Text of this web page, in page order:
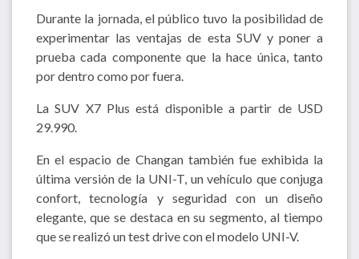
Durante la jornada, el público tuvo la posibilidad de
experimentar las ventajas de esta SUV y poner a
prueba cada componente que la hace única, tanto
por dentro como por fuera.
La SUV X7 Plus está disponible a partir de USD
29.990.
En el espacio de Changan también fue exhibida la
última versión de la UNI-T, un vehículo que conjuga
confort, tecnología y seguridad con un diseño
elegante, que se destaca en su segmento, al tiempo
que se realizó un test drive con el modelo UNI-V.